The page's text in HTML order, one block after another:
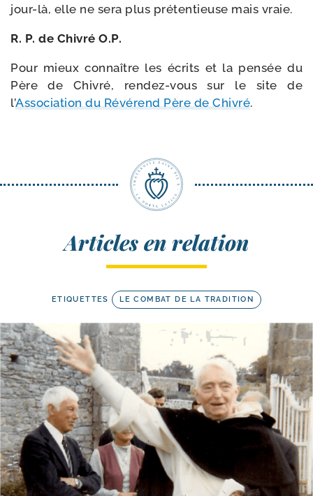
jour-​là, elle ne sera plus pré­ten­tieuse mais vraie.
R. P. de Chivré O.P.
Pour mieux connaître les écrits et la pen­sée du
Père de Chivré, rendez-​vous sur le site de
l’Association du Révérend Père de Chivré.
Articles en relation
ETIQUETTES LE COMBAT DE LA TRADITION